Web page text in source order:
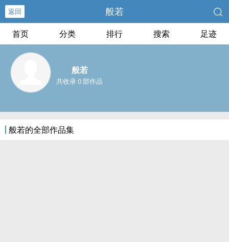
返回 般若
首页 分类 排行 搜索 足迹
般若
共收录 0 部作品
般若的全部作品集